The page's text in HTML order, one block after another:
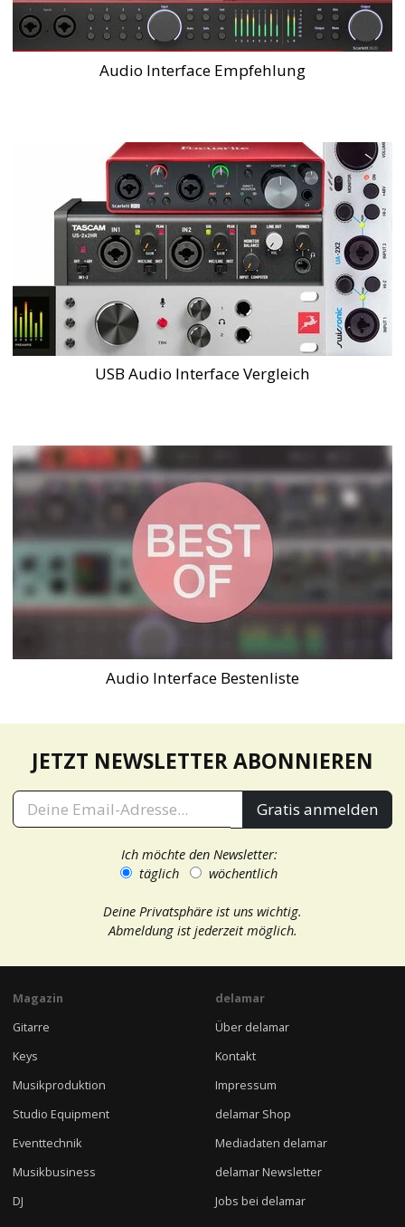
Audio Interface Empfehlung
USB Audio Interface Vergleich
Audio Interface Bestenliste
JETZT NEWSLETTER ABONNIEREN
Gratis anmelden
Ich möchte den Newsletter:
täglich
wöchentlich
Deine Privatsphäre ist uns wichtig.
Abmeldung ist jederzeit möglich.
Magazin
Gitarre
Keys
Musikproduktion
Studio Equipment
Eventtechnik
Musikbusiness
DJ
delamar
Über delamar
Kontakt
Impressum
delamar Shop
Mediadaten delamar
delamar Newsletter
Jobs bei delamar